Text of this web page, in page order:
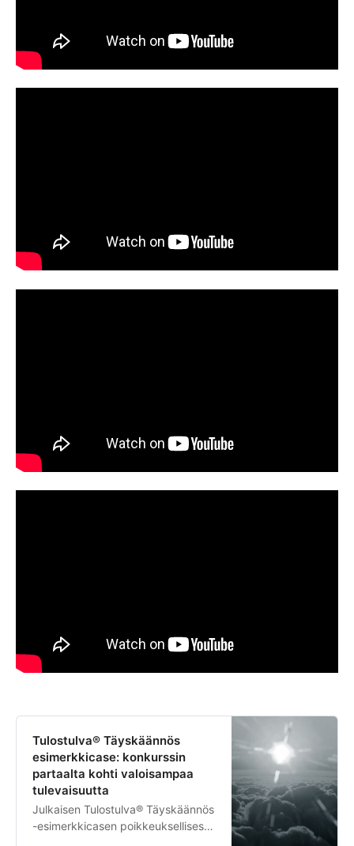
Tulostulva® Täyskäännös
esimerkkicase: konkurssin
partaalta kohti valoisampaa
tulevaisuutta
Julkaisen Tulostulva® Täyskäännös
-esimerkkicasen poikkeuksellisesti